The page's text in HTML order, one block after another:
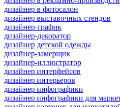
дизайнер в фотосалон
дизайнер выставочных стендов
дизайнер-график
дизайнер-декоратор
дизайнер детской одежды
дизайнер-замерщик
дизайнер-иллюстратор
дизайнер интерфейсов
дизайнер интерьеров
дизайнер инфографики
дизайнер инфографики для